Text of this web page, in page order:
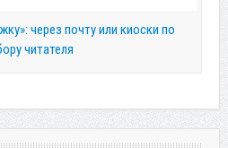
через почту или киоски по
читателя